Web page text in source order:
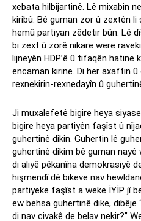
xebata hilbijartinê. Lê mixabin
kiribû. Bê guman zor û zextên
hemû partiyan zêdetir bûn. Lê
bi zext û zorê nikare were
lijneyên HDP’ê û tifaqên hatine
encaman kirine. Di her axaftin û
rexnekirin-rexnedayîn û
Ji muxalefetê bigire heya
bigire heya partiyên faşîst û
guhertinê dikin. Guhertin lê
guhertinê dikim bê guman
di aliyê pêkanîna demokrasiyê
hişmendî dê bikeve nav
partiyeke faşîst a weke İYİP jî
ew behsa guhertinê dike,
di nav civakê de belav nekir?”